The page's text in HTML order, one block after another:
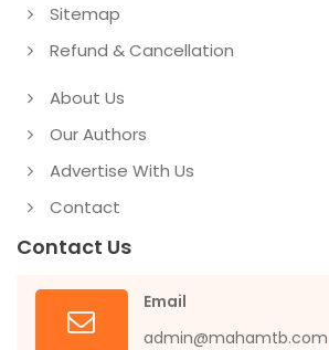
Sitemap
Refund & Cancellation
About Us
Our Authors
Advertise With Us
Contact
Contact Us
Email
admin@mahamtb.com